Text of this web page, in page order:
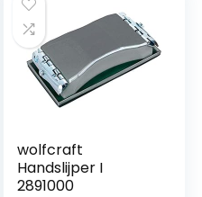
wolfcraft
Handslijper I
2891000